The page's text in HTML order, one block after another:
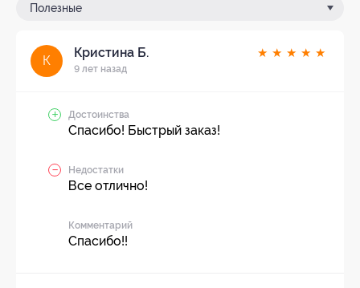
Полезные
К
Кристина Б.
9 лет назад
★ ★ ★ ★ ★
Достоинства
Спасибо! Быстрый заказ!
Недостатки
Все отлично!
Комментарий
Спасибо!!